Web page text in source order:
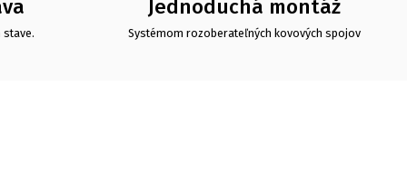
stave.
Jednoduchá montáž
Systémom rozoberateľných kovových spojov